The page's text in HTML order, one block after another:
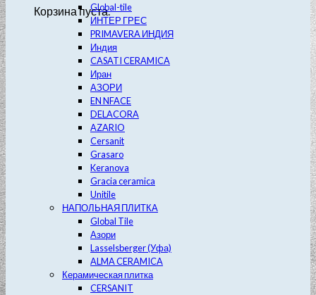
Корзина пуста.Global-tile
ИНТЕР ГРЕС
PRIMAVERA ИНДИЯ
Индия
CASATI CERAMICA
Иран
АЗОРИ
EN NFACE
DELACORA
AZARIO
Cersanit
Grasaro
Keranova
Gracia ceramica
Unitile
НАПОЛЬНАЯ ПЛИТКА
Global Tile
Азори
Lasselsberger (Уфа)
ALMA CERAMICA
Керамическая плитка
CERSANIT